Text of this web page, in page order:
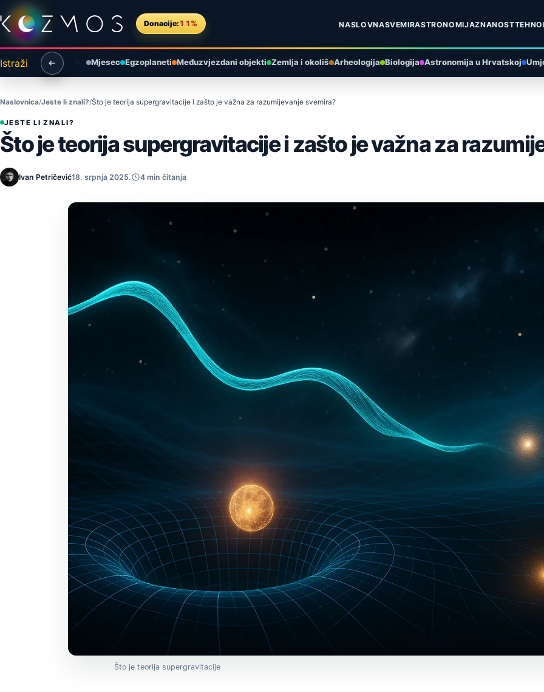
Preskoči na sadržaj
Donacije: 11% NASLOVNASVEMIRASTRONOMIJAZNANOST
Istraži Mjesec Egzoplaneti Međuzvjezdani objekti Zemlja i okoliš Arheologija Biologija Astronomija u Hrvatskoj
Naslovnica Jeste li znali? Što je teorija supergravitacije i zašto je važna za razumijevanje svemira?
JESTE LI ZNALI?
Što je teorija supergravitacije i zašto je važna za
Ivan Petričević18. srpnja 2025. 4 min čitanja
Što je teorija supergravitacije